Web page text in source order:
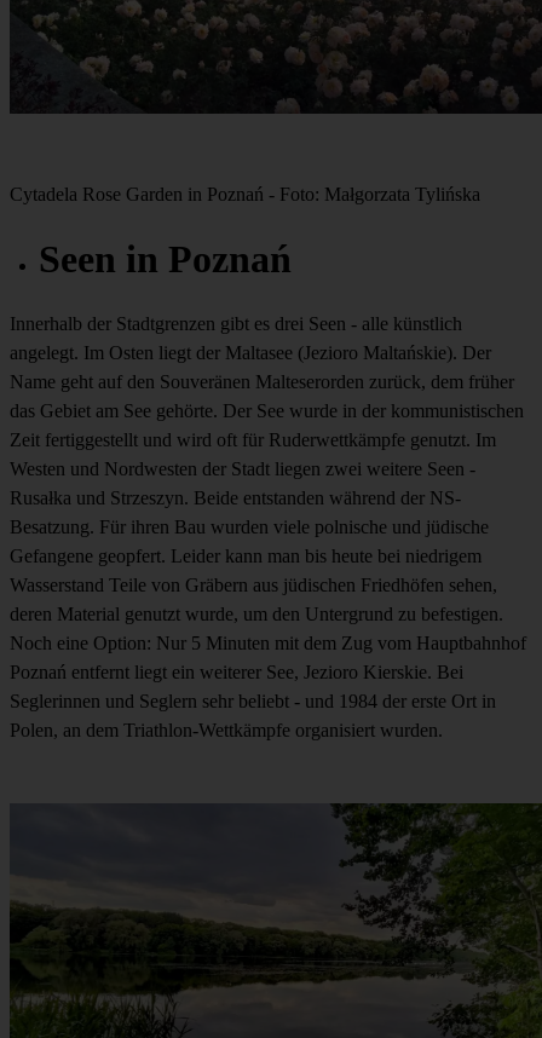
Cytadela Rose Garden in Poznań - Foto: Małgorzata Tylińska
Seen in Poznań
Innerhalb der Stadtgrenzen gibt es drei Seen - alle künstlich
angelegt. Im Osten liegt der Maltasee (Jezioro Maltańskie). Der
Name geht auf den Souveränen Malteserorden zurück, dem früher
das Gebiet am See gehörte. Der See wurde in der kommunistischen
Zeit fertiggestellt und wird oft für Ruderwettkämpfe genutzt. Im
Westen und Nordwesten der Stadt liegen zwei weitere Seen -
Rusałka und Strzeszyn. Beide entstanden während der NS-
Besatzung. Für ihren Bau wurden viele polnische und jüdische
Gefangene geopfert. Leider kann man bis heute bei niedrigem
Wasserstand Teile von Gräbern aus jüdischen Friedhöfen sehen,
deren Material genutzt wurde, um den Untergrund zu befestigen.
Noch eine Option: Nur 5 Minuten mit dem Zug vom Hauptbahnhof
Poznań entfernt liegt ein weiterer See, Jezioro Kierskie. Bei
Seglerinnen und Seglern sehr beliebt - und 1984 der erste Ort in
Polen, an dem Triathlon-Wettkämpfe organisiert wurden.